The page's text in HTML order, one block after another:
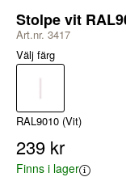
Stolpe vit
Art.nr. 3417
Välj färg
RAL9010 (Vit)
239 kr
Finns i lager